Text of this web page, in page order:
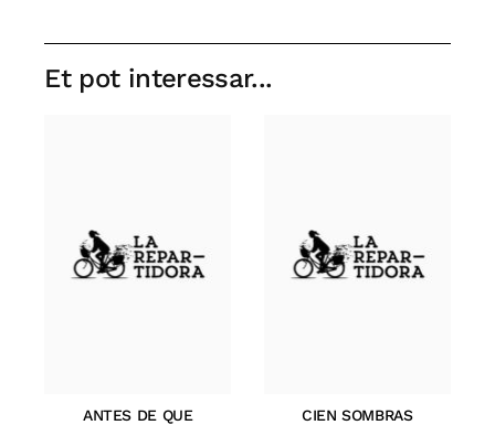
Et pot interessar...
ANTES DE QUE
CIEN SOMBRAS